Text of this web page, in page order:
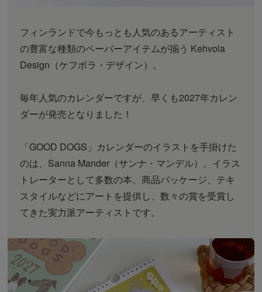
フィンランドで今もっとも人気のあるアーティスト
の豊富な種類のペーパーアイテムが揃う Kehvola
Design（ケフボラ・デザイン）。
毎年人気のカレンダーですが、早くも2027年カレン
ダーが発売となりました！
「GOOD DOGS」カレンダーのイラストを手掛けた
のは、Sanna Mander（サンナ・マンデル）。イラス
トレーターとして多数の本、商品パッケージ、テキ
スタイルなどにアートを提供し、数々の賞を受賞し
てきた実力派アーティストです。